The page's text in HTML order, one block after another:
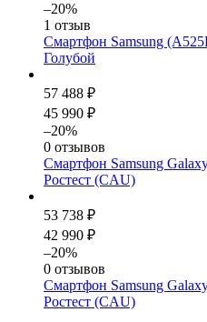
–20%
1 отзыв
Смартфон Samsung
Голубой
57 488 ₽
45 990 ₽
–20%
0 отзывов
Смартфон Samsung
Ростест (CAU)
53 738 ₽
42 990 ₽
–20%
0 отзывов
Смартфон Samsung
Ростест (CAU)